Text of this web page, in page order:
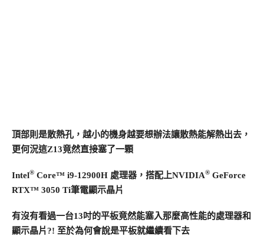
頂部則是散熱孔，越小的機身越要想辦法讓散熱能解熱出去，
更何況這Z13竟然直接塞了一顆
Intel® Core™ i9-12900H 處理器，搭配上NVIDIA® GeForce
RTX™ 3050 Ti筆電顯示晶片
有沒有看過一台13吋的平板竟然能塞入那麼高性能的處理器和
顯示晶片?! 至於為何會說是平板就繼續看下去